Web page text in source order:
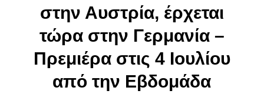
στην Αυστρία, έρχεται
τώρα στην Γερμανία –
Πρεμιέρα στις 4 Ιουλίου
από την Εβδομάδα